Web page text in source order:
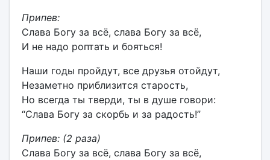
Припев:
Слава Богу за всё, слава Богу за всё,
И не надо роптать и бояться!
Наши годы пройдут, все друзья отойдут,
Незаметно приблизится старость,
Но всегда ты тверди, ты в душе говори:
“Слава Богу за скорбь и за радость!”
Припев: (2 раза)
Слава Богу за всё, слава Богу за всё,